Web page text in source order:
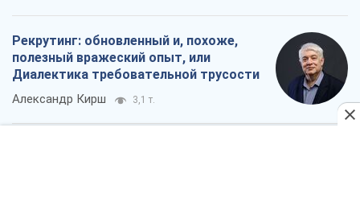
Рекрутинг: обновленный и, похоже,
полезный вражеский опыт, или
Диалектика требовательной трусости
Александр Кирш 3,1 т.